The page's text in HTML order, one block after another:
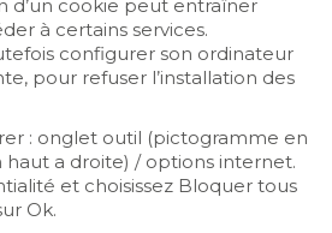
d’un cookie peut entraîner
à certains services.
configurer son ordinateur
pour refuser l’installation des
: onglet outil (pictogramme en
a droite) / options internet.
et choisissez Bloquer tous
Ok.